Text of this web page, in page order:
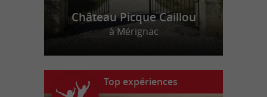
Château Picque Caillou
à Mérignac
Top expériences